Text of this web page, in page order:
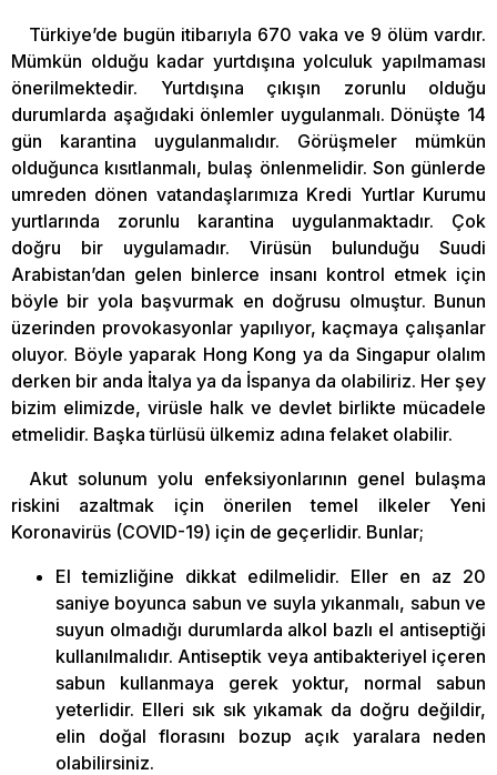
Türkiye’de bugün itibarıyla 670 vaka ve 9 ölüm vardır.
Mümkün olduğu kadar yurtdışına yolculuk yapılmaması
önerilmektedir. Yurtdışına çıkışın zorunlu olduğu
durumlarda aşağıdaki önlemler uygulanmalı. Dönüşte 14
gün karantina uygulanmalıdır. Görüşmeler mümkün
olduğunca kısıtlanmalı, bulaş önlenmelidir. Son günlerde
umreden dönen vatandaşlarımıza Kredi Yurtlar Kurumu
yurtlarında zorunlu karantina uygulanmaktadır. Çok
doğru bir uygulamadır. Virüsün bulunduğu Suudi
Arabistan’dan gelen binlerce insanı kontrol etmek için
böyle bir yola başvurmak en doğrusu olmuştur. Bunun
üzerinden provokasyonlar yapılıyor, kaçmaya çalışanlar
oluyor. Böyle yaparak Hong Kong ya da Singapur olalım
derken bir anda İtalya ya da İspanya da olabiliriz. Her şey
bizim elimizde, virüsle halk ve devlet birlikte mücadele
etmelidir. Başka türlüsü ülkemiz adına felaket olabilir.
Akut solunum yolu enfeksiyonlarının genel bulaşma
riskini azaltmak için önerilen temel ilkeler Yeni
Koronavirüs (COVID-19) için de geçerlidir. Bunlar;
El temizliğine dikkat edilmelidir. Eller en az 20
saniye boyunca sabun ve suyla yıkanmalı, sabun ve
suyun olmadığı durumlarda alkol bazlı el antiseptiği
kullanılmalıdır. Antiseptik veya antibakteriyel içeren
sabun kullanmaya gerek yoktur, normal sabun
yeterlidir. Elleri sık sık yıkamak da doğru değildir,
elin doğal florasını bozup açık yaralara neden
olabilirsiniz.